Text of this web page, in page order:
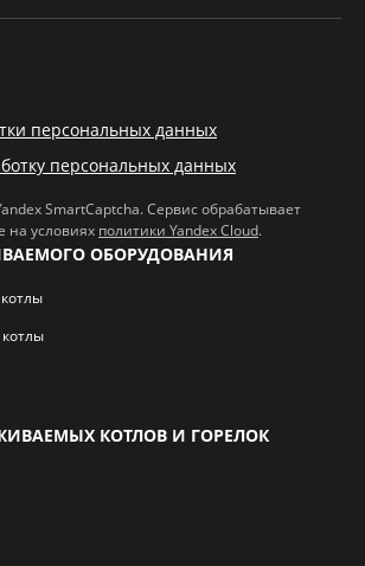
персональных данных
персональных данных
SmartCaptcha. Сервис обрабатывает
на условиях политики Yandex Cloud.
ОБОРУДОВАНИЯ
КОТЛОВ И ГОРЕЛОК